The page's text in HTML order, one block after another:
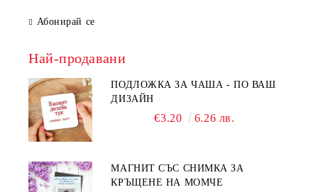
Абонирай се
Най-продавани
ПОДЛОЖКА ЗА ЧАША - ПО ВАШ
ДИЗАЙН
€3.20 6.26 лв.
МАГНИТ СЪС СНИМКА ЗА
КРЪЩЕНЕ НА МОМЧЕ